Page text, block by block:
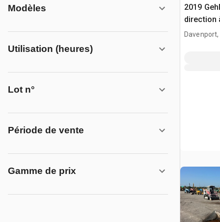
Modèles
Utilisation (heures)
Lot n°
Période de vente
Gamme de prix
2019
direction
Davenport,